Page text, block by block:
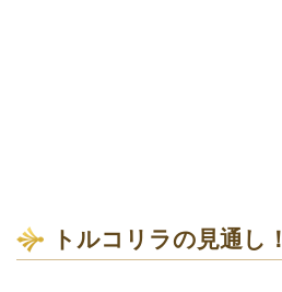
トルコリラの見通し！